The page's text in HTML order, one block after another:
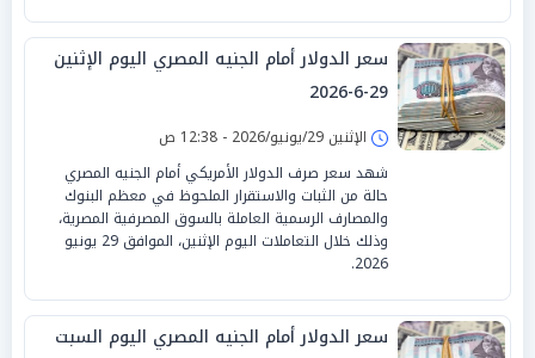
سعر الدولار أمام الجنيه المصري اليوم الإثنين
29-6-2026
الإثنين 29/يونيو/2026 - 12:38 ص
شهد سعر صرف الدولار الأمريكي أمام الجنيه المصري
حالة من الثبات والاستقرار الملحوظ في معظم البنوك
والمصارف الرسمية العاملة بالسوق المصرفية المصرية،
وذلك خلال التعاملات اليوم الإثنين، الموافق 29 يونيو
2026.
سعر الدولار أمام الجنيه المصري اليوم السبت